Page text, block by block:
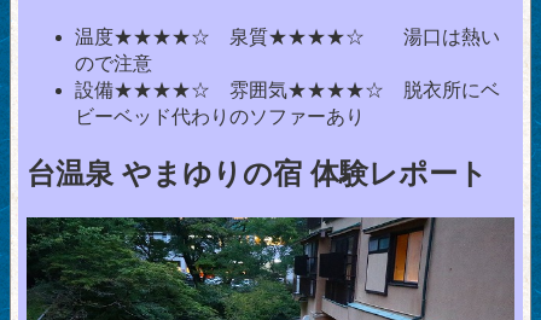
温度★★★★☆ 泉質★★★★☆ 湯口は熱い
ので注意
設備★★★★☆ 雰囲気★★★★☆ 脱衣所にベ
ビーベッド代わりのソファーあり
台温泉 やまゆりの宿 体験レポート